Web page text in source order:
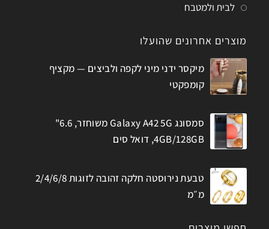
לבית ולמטבח
מוצרים אחרונים שהועלו
מיקסר ידני מיני לקפה ולביצים — מקציף
קומפקטי
סמסונג Galaxy A42 5G משוחזר, 6.6"
4GB/128GB, דואל סים
טבעת נירוסטה חלקה זהובה לזוגות 2/4/6/8
מ״מ